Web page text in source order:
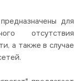
для
отсутствия
а также в случае